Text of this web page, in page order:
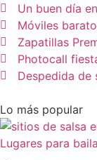
Un buen día
Móviles
Zapatillas
Photocall
Despedida de
Lo más popular
Lugares para